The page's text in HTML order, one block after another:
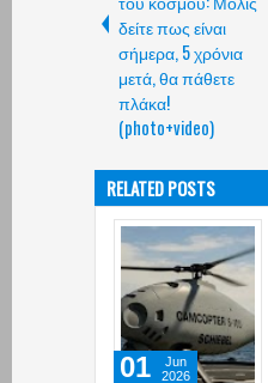
δείτε πως είναι
σήμερα, 5 χρόνια
μετά, θα πάθετε
πλάκα!
(photo+video)
RELATED POSTS
01
Jun
2026